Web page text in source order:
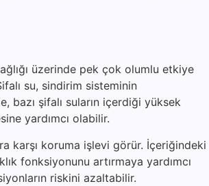
üzerinde pek çok olumlu etkiye
su, sindirim sisteminin
bazı şifalı suların içerdiği yüksek
yardımcı olabilir.
karşı koruma işlevi görür. İçeriğindeki
fonksiyonunu artırmaya yardımcı
riskini azaltabilir.